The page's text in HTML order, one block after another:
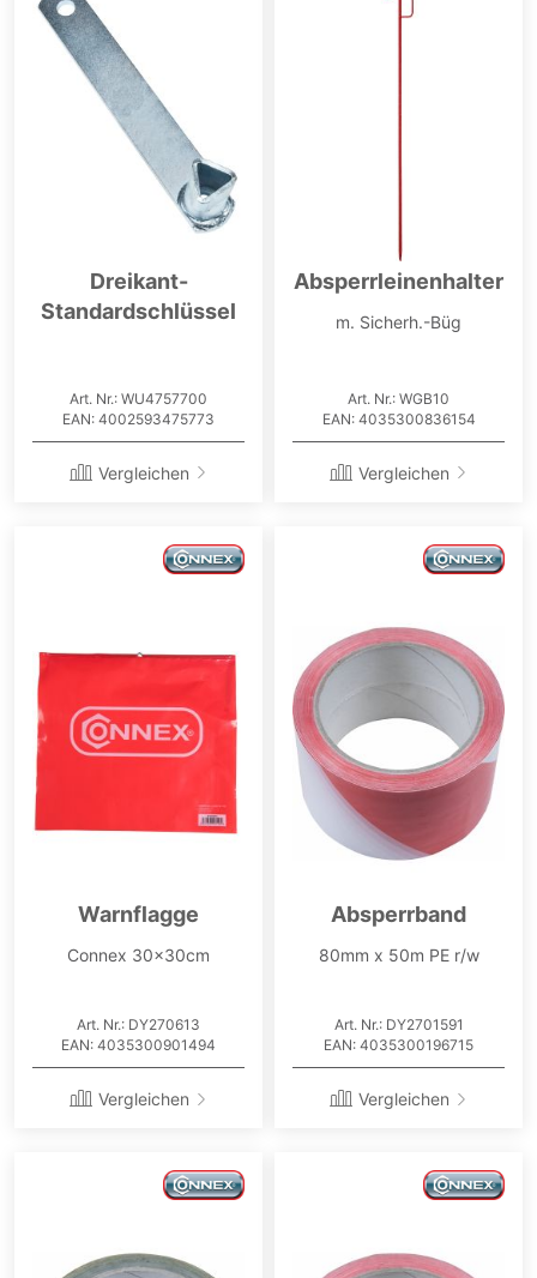
Dreikant-
Standardschlüssel
Art. Nr.: WU4757700
EAN: 4002593475773
Vergleichen
Absperrleinenhalter
m. Sicherh.-Büg
Art. Nr.: WGB10
EAN: 4035300836154
Vergleichen
Warnflagge
Connex 30x30cm
Art. Nr.: DY270613
EAN: 4035300901494
Vergleichen
Absperrband
80mm x 50m PE r/w
Art. Nr.: DY2701591
EAN: 4035300196715
Vergleichen